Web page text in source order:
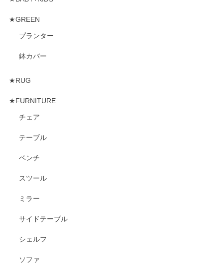
★GREEN
プランター
鉢カバー
★RUG
★FURNITURE
チェア
テーブル
ベンチ
スツール
ミラー
サイドテーブル
シェルフ
ソファ